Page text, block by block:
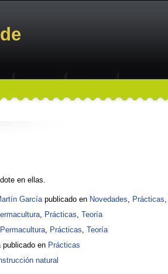
en ellas.
García publicado en Novedades Prácticas
Prácticas ,Teoría
Permacultura Prácticas ,Teoría
publicado en Prácticas
natural